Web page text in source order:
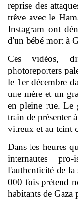
reprise des
trêve avec le
Instagram ont
d'un bébé mort à
Ces vidéos,
photoreporters
le 1er décembre
une mère et un
en pleine rue. Le
train de présenter
vitreux et au teint
Dans les heures
internautes
l'authenticité de
000 fois prétend
habitants de Gaza